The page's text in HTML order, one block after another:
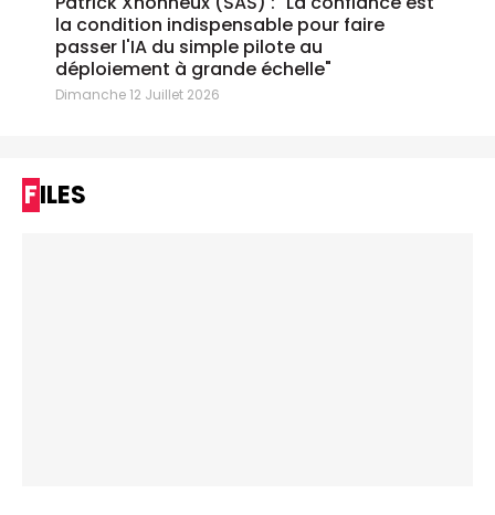
la condition indispensable pour faire
passer l'IA du simple pilote au
déploiement à grande échelle"
Dimanche 12 Juillet 2026
FILES